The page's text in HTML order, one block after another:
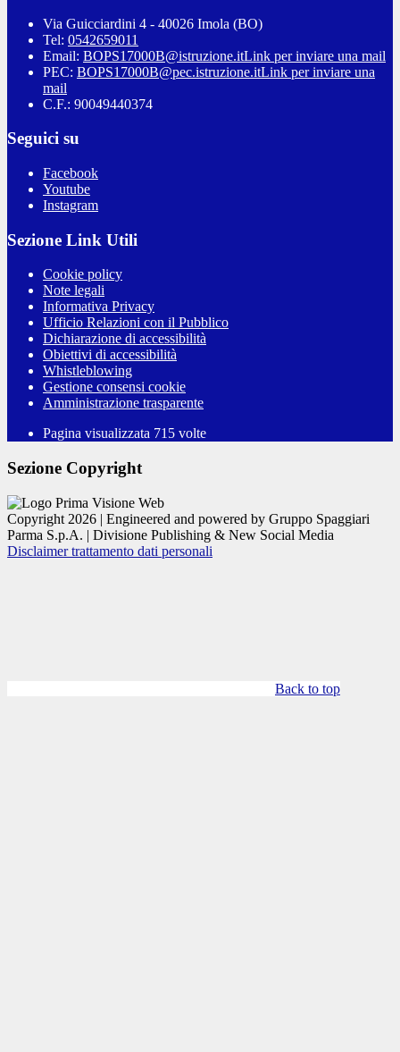
Via Guicciardini 4 - 40026 Imola (BO)
Tel: 0542659011
Email: BOPS17000B@istruzione.itLink per inviare una mail
PEC: BOPS17000B@pec.istruzione.itLink per inviare una
mail
C.F.: 90049440374
Seguici su
Facebook
Youtube
Instagram
Sezione Link Utili
Cookie policy
Note legali
Informativa Privacy
Ufficio Relazioni con il Pubblico
Dichiarazione di accessibilità
Obiettivi di accessibilità
Whistleblowing
Gestione consensi cookie
Amministrazione trasparente
Pagina visualizzata 715 volte
Sezione Copyright
Copyright 2026 | Engineered and powered by Gruppo Spaggiari
Parma S.p.A. | Divisione Publishing & New Social Media
Disclaimer trattamento dati personali
Back to top